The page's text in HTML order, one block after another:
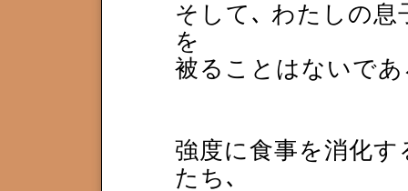
そして､ わたしの
を
被ることはないで
強度に食事を消化
たち､